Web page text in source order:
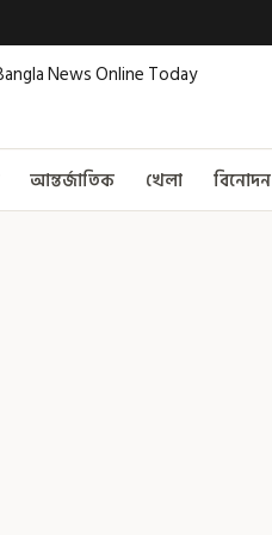
আন্তর্জাতিক খেলা বিনোদন